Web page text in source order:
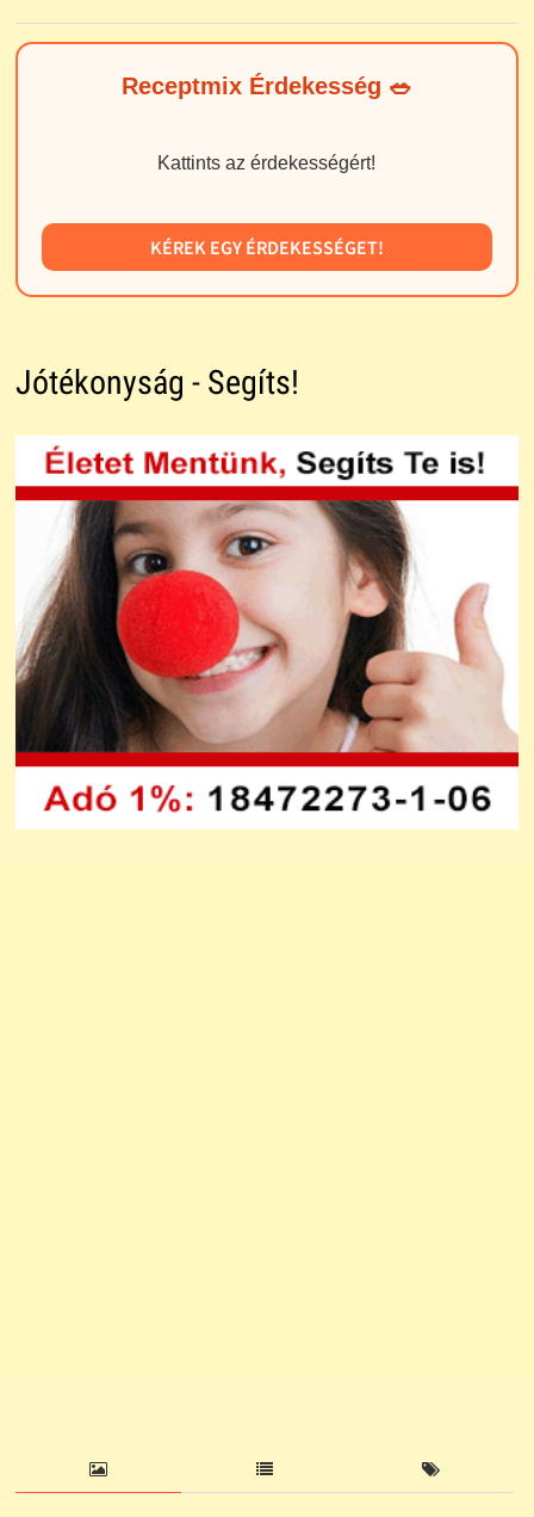
Receptmix Érdekesség 🥗
Kattints az érdekességért!
KÉREK EGY ÉRDEKESSÉGET!
Jótékonyság - Segíts!